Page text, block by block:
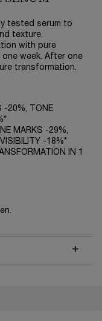
tested serum to
texture.
with pure
week. After one
transformation.
-20%, TONE
MARKS -29%,
-18%*
IN 1